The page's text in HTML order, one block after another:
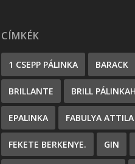
CÍMKÉK
1 CSEPP PÁLINKA BARACK
BRILLANTE BRILL
EPALINKA FABULYA ATTILA
FEKETE BERKENYE. GIN